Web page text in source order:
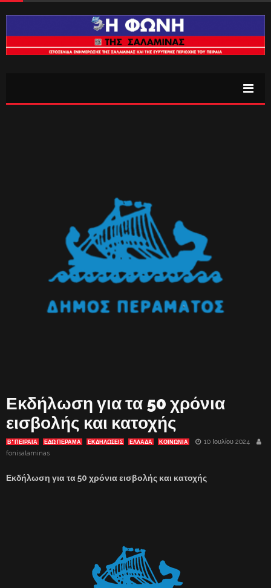
Εκδήλωση για τα 50 χρόνια
εισβολής και κατοχής
Β' ΠΕΙΡΑΙΑ ΕΔΩ ΠΕΡΑΜΑ ΕΚΔΗΛΏΣΕΙΣ ΕΛΛΑΔΑ ΚΟΙΝΩΝΙΑ
10 Ιουλίου 2024
fonisalaminas
Εκδήλωση για τα 50 χρόνια εισβολής και κατοχής